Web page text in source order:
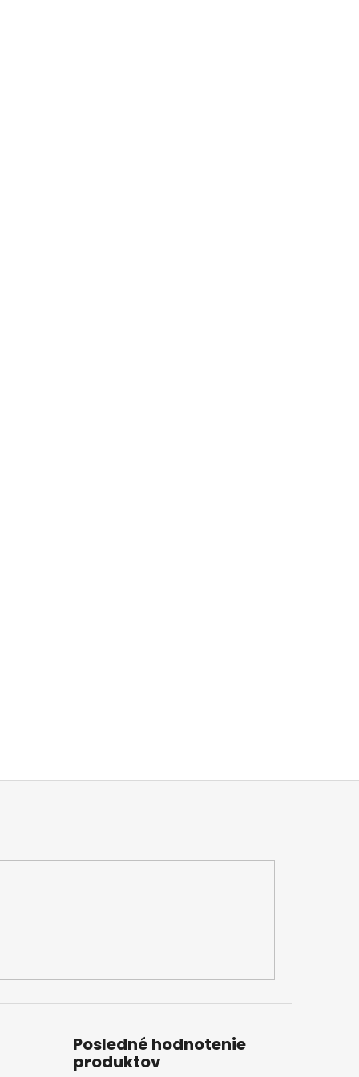
Posledné hodnotenie
produktov